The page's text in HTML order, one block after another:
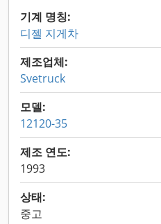
기계 명칭:
디젤 지게차
제조업체:
Svetruck
모델:
12120-35
제조 연도:
1993
상태:
중고